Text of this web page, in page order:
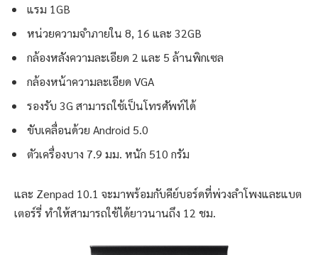
แรม 1GB
หน่วยความจำภายใน 8, 16 และ 32GB
กล้องหลังความละเอียด 2 และ 5 ล้านพิกเซล
กล้องหน้าความละเอียด VGA
รองรับ 3G สามารถใช้เป็นโทรศัพท์ได้
ขับเคลื่อนด้วย Android 5.0
ตัวเครื่องบาง 7.9 มม. หนัก 510 กรัม
และ Zenpad 10.1 จะมาพร้อมกับคีย์บอร์ดที่พ่วงลำโพงและแบต
เตอร์รี่ ทำให้สามารถใช้ได้ยาวนานถึง 12 ชม.